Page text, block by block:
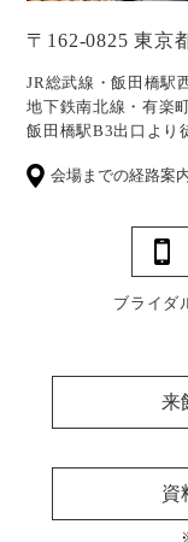
〒162-0825 東京
JR総武線・飯田橋駅
地下鉄南北線・有楽
飯田橋駅B3出口より
会場までの経路案
ブライダ
来
資